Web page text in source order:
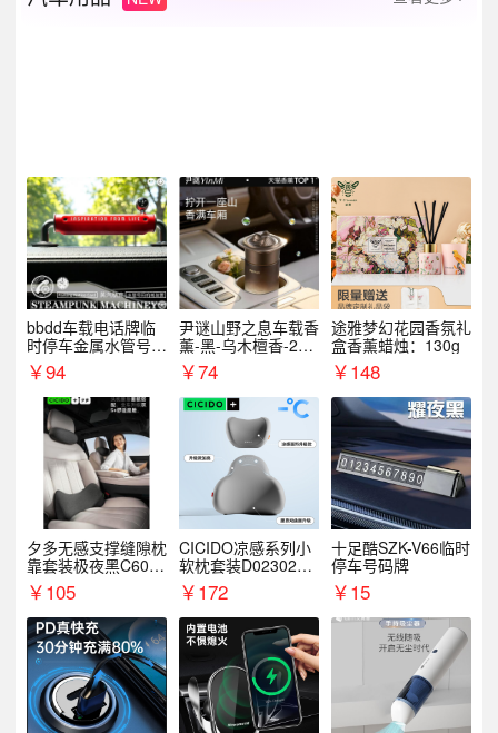
bbdd车载电话牌临
时停车金属水管号码
牌可隐藏创意趣味
￥94
尹谜山野之息车载香
薰-黑-乌木檀香-200
g￥74
途雅梦幻花园香氛礼
盒香薰蜡烛：130g
￥148
夕多无感支撑缝隙枕
靠套装极夜黑C6003
+C6004
￥105
CICIDO凉感系列小
软枕套装D023021+
D033031
￥172
十足酷SZK-V66临时
停车号码牌
￥15